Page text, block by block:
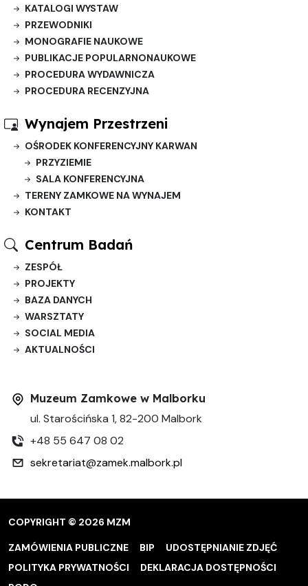
KATALOGI WYSTAW
PRZEWODNIKI
MONOGRAFIE NAUKOWE
PUBLIKACJE POPULARNONAUKOWE
PROCEDURA WYDAWNICZA
PROCEDURA RECENZYJNA
Wynajem Przestrzeni
OŚRODEK KONFERENCYJNY KARWAN
PRZYZIEMIE
SALA KONFERENCYJNA
TERENY ZAMKOWE NA WYNAJEM
KONTAKT
Centrum Badań
ZESPÓŁ
PROJEKTY
BAZA DANYCH
WARSZTATY
SOCIAL MEDIA
AKTUALNOŚCI
Muzeum Zamkowe w Malborku
ul. Starościńska 1, 82-200 Malbork
+48 55 647 08 02
sekretariat@zamek.malbork.pl
COPYRIGHT © 2026 MZM
ZAMÓWIENIA PUBLICZNE BIP
UDOSTĘPNIANIE ZDJĘĆ
POLITYKA PRYWATNOŚCI
DEKLARACJA DOSTĘPNOŚCI